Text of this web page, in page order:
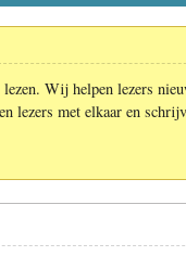
Wij helpen lezers
lezers met elkaar en